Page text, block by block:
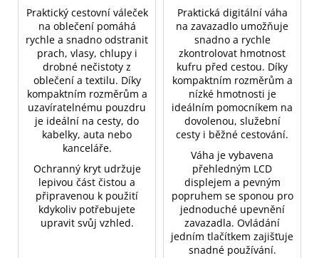
Praktický cestovní váleček
na oblečení pomáhá
rychle a snadno odstranit
prach, vlasy, chlupy i
drobné nečistoty z
oblečení a textilu. Díky
kompaktním rozměrům a
uzavíratelnému pouzdru
je ideální na cesty, do
kabelky, auta nebo
kanceláře.
Ochranný kryt udržuje
lepivou část čistou a
připravenou k použití
kdykoliv potřebujete
upravit svůj vzhled.
Praktická digitální váha
na zavazadlo umožňuje
snadno a rychle
zkontrolovat hmotnost
kufru před cestou. Díky
kompaktním rozměrům a
nízké hmotnosti je
ideálním pomocníkem na
dovolenou, služební
cesty i běžné cestování.
Váha je vybavena
přehledným LCD
displejem a pevným
popruhem se sponou pro
jednoduché upevnění
zavazadla. Ovládání
jedním tlačítkem zajišťuje
snadné používání.